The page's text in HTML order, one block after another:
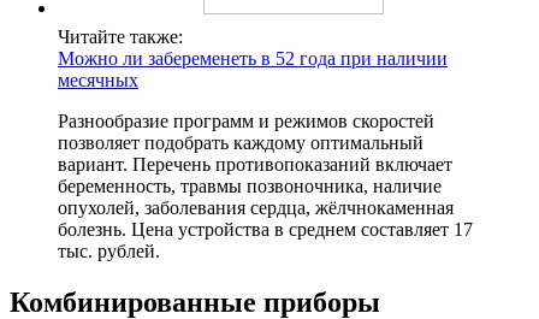
Читайте также:
Можно ли забеременеть в 52 года при наличии
месячных
Разнообразие программ и режимов скоростей
позволяет подобрать каждому оптимальный
вариант. Перечень противопоказаний включает
беременность, травмы позвоночника, наличие
опухолей, заболевания сердца, жёлчнокаменная
болезнь. Цена устройства в среднем составляет 17
тыс. рублей.
Комбинированные приборы